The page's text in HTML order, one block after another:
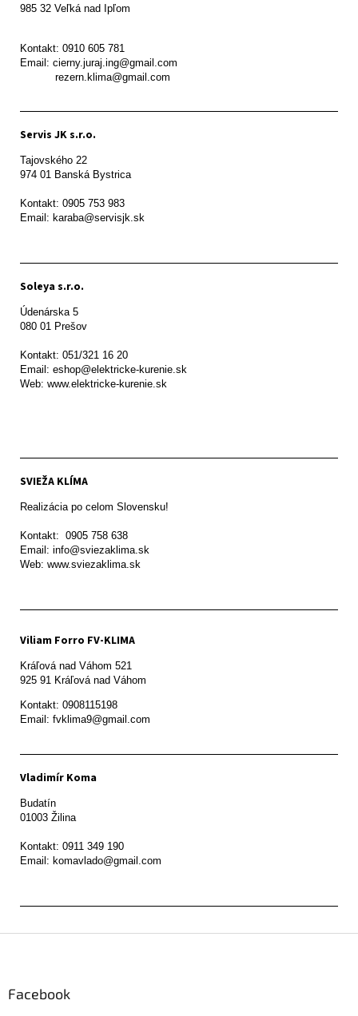
985 32 Veľká nad Ipľom
Kontakt: 0910 605 781
Email: cierny.juraj.ing@gmail.com
           rezern.klima@gmail.com
Servis JK s.r.o.
Tajovského 22
974 01 Banská Bystrica
Kontakt: 0905 753 983
Email: karaba@servisjk.sk
Soleya s.r.o.
Údenárska 5
080 01 Prešov
Kontakt: 051/321 16 20
Email: eshop@elektricke-kurenie.sk
Web: www.elektricke-kurenie.sk
SVIEŽA KLÍMA
Realizácia po celom Slovensku!
Kontakt:  0905 758 638
Email: info@sviezaklima.sk
Web: www.sviezaklima.sk
Viliam Forro FV-KLIMA
Kráľová nad Váhom 521
Kontakt: 0908115198
Email: fvklima9@gmail.com
Vladimír Koma
Budatín
01003 Žilina
Kontakt: 0911 349 190
Facebook